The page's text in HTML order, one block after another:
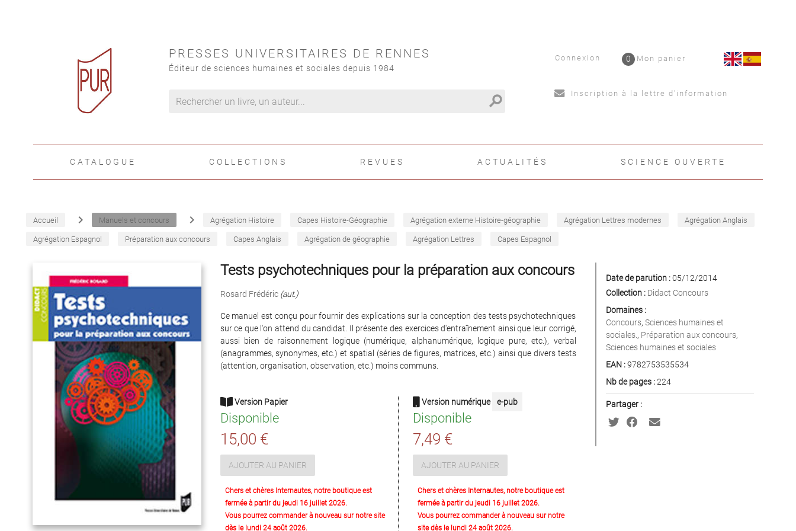
PRESSES UNIVERSITAIRES DE RENNES
Éditeur de sciences humaines et sociales depuis 1984
search
Connexion Mon panier
0
Inscription à la lettre d'information
CATALOGUE COLLECTIONS REVUES ACTUALITÉS SCIENCE OUVERTE
Accueil navigate_next Manuels et concours navigate_next Agrégation Histoire Capes Histoire-Géographie Agrégation externe Histoire-géographie Agrégation Lettres modernes Agrégation Anglais
Agrégation Espagnol Préparation aux concours Capes Anglais Agrégation de géographie Agrégation Lettres Capes Espagnol
Tests psychotechniques pour la préparation aux concours
Rosard Frédéric (aut.)
Ce manuel est conçu pour fournir des explications sur la conception des tests psychotechniques
sur ce que l'on attend du candidat. Il présente des exercices d'entraînement ainsi que leur corrigé,
aussi bien de raisonnement logique (numérique, alphanumérique, logique pure, etc.), verbal
(anagrammes, synonymes, etc.) et spatial (séries de figures, matrices, etc.) ainsi que divers tests
(attention, organisation, observation, etc.) moins communs.
Version Papier
Disponible
15,00 €
AJOUTER AU PANIER
Chers et chères Internautes, notre boutique est
fermée à partir du jeudi 16 juillet 2026.
Vous pourrez commander à nouveau sur notre site
dès le lundi 24 août 2026.
Version numérique e-pub
Disponible
7,49 €
AJOUTER AU PANIER
Chers et chères Internautes, notre boutique est
fermée à partir du jeudi 16 juillet 2026.
Vous pourrez commander à nouveau sur notre
site dès le lundi 24 août 2026.
Date de parution :05/12/2014
Collection : Didact Concours
Domaines :
Concours, Sciences humaines et
sociales. , Préparation aux concours,
Sciences humaines et sociales
EAN :9782753535534
Nb de pages :224
Partager :